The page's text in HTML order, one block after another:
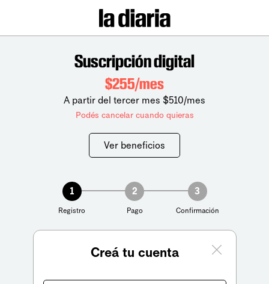
Suscripción digital
$255/mes
A partir del tercer mes $510/mes
Podés cancelar cuando quieras
Ver beneficios
1
Registro
2
Pago
3
Confirmación
Creá tu cuenta